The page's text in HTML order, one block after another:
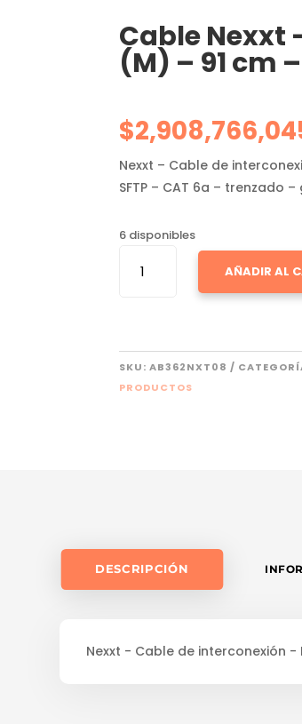
Cable Nexxt
(M) – 91 cm
$
Nexxt – Cable de
SFTP – CAT 6a – trenzado –
6 disponibles
NEXXT
(M)
-
AÑADIR AL
SKU:AB362NXT08
PRODUCTOS
DESCRIPCIÓN
Nexxt - Cable de interconexión